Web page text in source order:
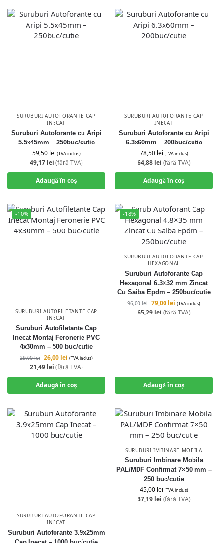
SURUBURI AUTOFORANTE CAP
INECAT
Suruburi Autoforante cu Aripi
5.5x45mm – 250buc/cutie
59,50 lei (TVA inclus)
49,17 lei (fără TVA)
Adaugă în coș
SURUBURI AUTOFORANTE CAP
INECAT
Suruburi Autoforante cu Aripi
6.3x60mm – 200buc/cutie
78,50 lei (TVA inclus)
64,88 lei (fără TVA)
Adaugă în coș
-10%
SURUBURI AUTOFILETANTE CAP
INECAT
Suruburi Autofiletante Cap
Inecat Montaj Feronerie PVC
4x30mm – 500 buc/cutie
29,00lei 26,00 lei (TVA inclus)
21,49 lei (fără TVA)
Adaugă în coș
-18%
SURUBURI AUTOFORANTE CAP
HEXAGONAL
Suruburi Autoforante Cap
Hexagonal 6.3×32 mm Zincat
Cu Saiba Epdm – 250buc/cutie
96,00lei 79,00 lei (TVA inclus)
65,29 lei (fără TVA)
Adaugă în coș
SURUBURI AUTOFORANTE CAP
INECAT
Suruburi Autoforante 3.9x25mm
SURUBURI IMBINARE MOBILA
Suruburi Imbinare Mobila
PAL/MDF Confirmat 7×50 mm –
250 buc/cutie
45,00 lei (TVA inclus)
37,19 lei (fără TVA)